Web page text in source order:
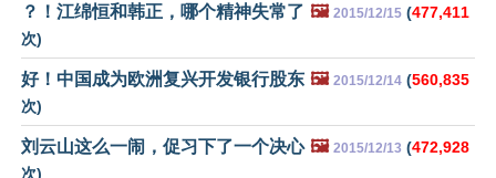
？！江绵恒和韩正，哪个精神失常了 🖼️ 2015/12/15 (477,411
次)
好！中国成为欧洲复兴开发银行股东 🖼️ 2015/12/14 (560,835
次)
刘云山这么一闹，促习下了一个决心 🖼️ 2015/12/13 (472,928
次)